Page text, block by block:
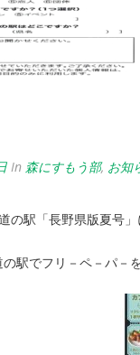
In 森にすもう部, お知
の駅「長野県版夏号
の駅でフリ－ペ－パ－